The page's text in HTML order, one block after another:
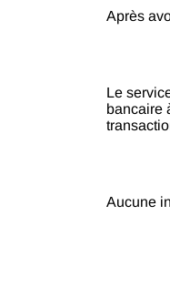
Après
Le
bancaire
Aucune